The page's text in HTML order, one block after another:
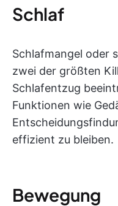
Schlaf
Schlafmangel oder
zwei der größten
Schlafentzug
Funktionen wie
effizient zu bleiben.
Bewegung